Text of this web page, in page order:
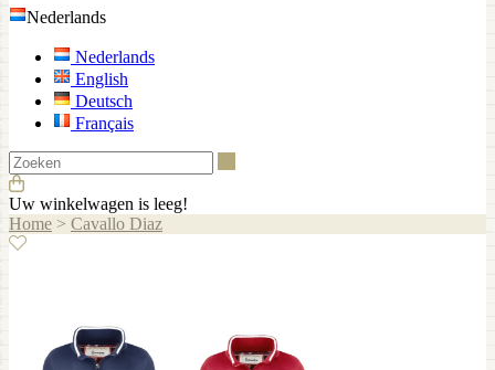
Nederlands
Nederlands
English
Deutsch
Français
Uw winkelwagen is leeg!
Home > Cavallo Diaz